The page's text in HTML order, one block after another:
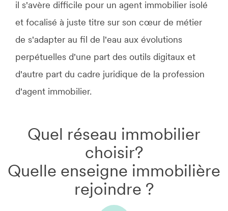
il s'avère difficile pour un agent immobilier isolé
et focalisé à juste titre sur son cœur de métier
de s'adapter au fil de l'eau aux évolutions
perpétuelles d'une part des outils digitaux et
d'autre part du cadre juridique de la profession
d'agent immobilier.
Quel réseau immobilier
choisir?
Quelle enseigne immobilière
rejoindre ?